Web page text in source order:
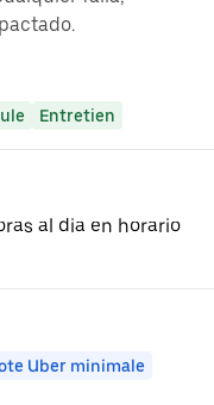
Entretien
al dia en horario
Uber minimale